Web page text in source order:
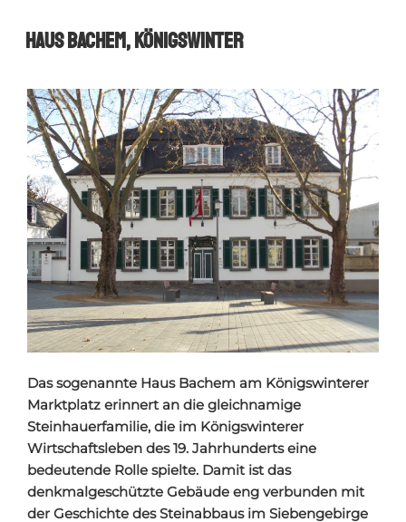
Haus Bachem, Königswinter
Das sogenannte Haus Bachem am Königswinterer
Marktplatz erinnert an die gleichnamige
Steinhauerfamilie, die im Königswinterer
Wirtschaftsleben des 19. Jahrhunderts eine
bedeutende Rolle spielte. Damit ist das
denkmalgeschützte Gebäude eng verbunden mit
der Geschichte des Steinabbaus im Siebengebirge